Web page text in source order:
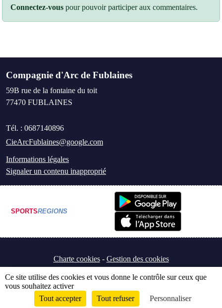
Connectez-vous pour pouvoir participer aux commentaires.
Compagnie d'Arc de Fublaines
59B rue de la fontaine du toit
77470 FUBLAINES
Tél. : 0687140896
CieArcFublaines@google.com
Informations légales
Signaler un contenu inapproprié
SPORTSREGIONS
Charte cookies Gestion des cookies
Envie de participer ? Connexion
Ce site utilise des cookies et vous donne le contrôle sur ceux que
vous souhaitez activer
Tout accepter
Tout refuser Personnaliser